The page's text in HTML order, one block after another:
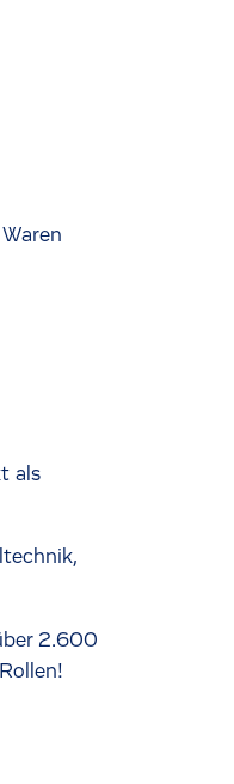
als
2.600